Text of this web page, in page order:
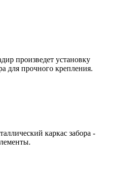
произведет установку
для прочного крепления.
каркас забора -